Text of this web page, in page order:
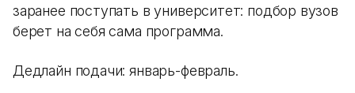
заранее поступать в университет: подбор вузов
берет на себя сама программа.
Дедлайн подачи: январь-февраль.